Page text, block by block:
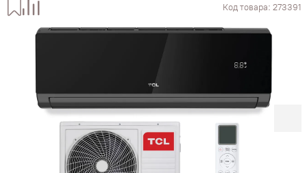
Код товара: 273391